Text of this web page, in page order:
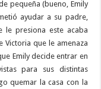
pequeña (bueno, Emily
ayudar a su padre,
le presiona este acaba
Victoria que le amenaza
Emily decide entrar en
para sus distintas
quemar la casa con la